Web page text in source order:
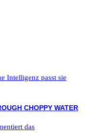
Intelligenz passt sie
das